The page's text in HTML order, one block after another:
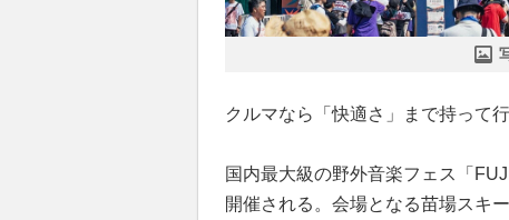
クルマなら「快適さ」まで持って行
国内最大級の野外音楽フェス「
開催される。会場となる苗場スキ